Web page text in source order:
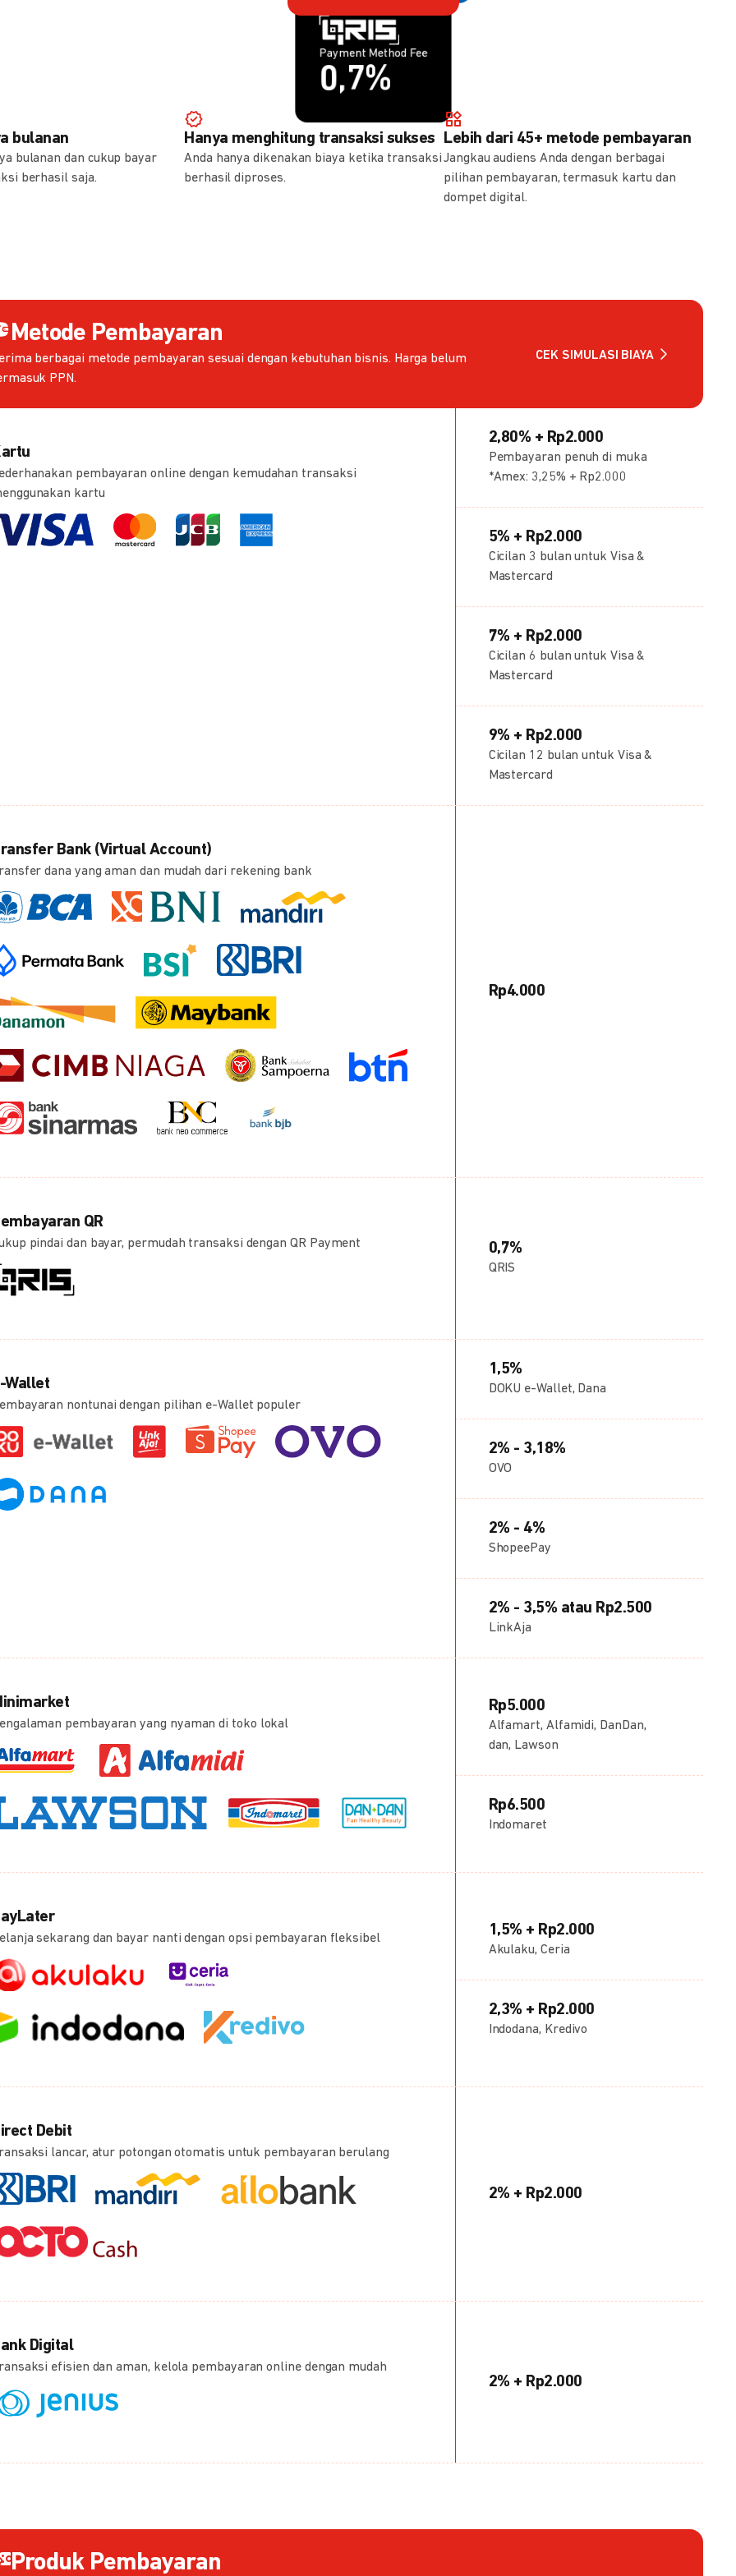
Payment Method Fee
0,7%
Payment Method Fee
1,5%
bulanan
bulanan dan cukup bayar
berhasil saja.
Hanya menghitung transaksi sukses
Anda hanya dikenakan biaya ketika transaksi
berhasil diproses.
Lebih dari 45+ metode pembayaran
Jangkau audiens Anda dengan berbagai
pilihan pembayaran, termasuk kartu dan
dompet digital.
Metode Pembayaran
berbagai metode pembayaran sesuai dengan kebutuhan bisnis. Harga belum
PPN.
CEK SIMULASI BIAYA
pembayaran online dengan kemudahan transaksi
kartu
2,80% + Rp2.000
Pembayaran penuh di muka
*Amex: 3,25% + Rp2.000
5% + Rp2.000
Cicilan 3 bulan untuk Visa &
Mastercard
7% + Rp2.000
Cicilan 6 bulan untuk Visa &
Mastercard
9% + Rp2.000
Cicilan 12 bulan untuk Visa &
Mastercard
Bank (Virtual Account)
dana yang aman dan mudah dari rekening bank
Rp4.000
QR
pindai dan bayar, permudah transaksi dengan QR Payment 0,7%
QRIS
Wallet
nontunai dengan pilihan e-Wallet populer
1,5%
DOKU e-Wallet, Dana
2% - 3,18%
OVO
2% - 4%
ShopeePay
2% - 3,5% atau Rp2.500
LinkAja
pembayaran yang nyaman di toko lokal
Rp5.000
Alfamart, Alfamidi, DanDan,
dan, Lawson
Rp6.500
Indomaret
sekarang dan bayar nanti dengan opsi pembayaran fleksibel
1,5% + Rp2.000
Akulaku, Ceria
2,3% + Rp2.000
Indodana, Kredivo
Debit
lancar, atur potongan otomatis untuk pembayaran berulang
2% + Rp2.000
Digital
efisien dan aman, kelola pembayaran online dengan mudah
2% + Rp2.000
Produk Pembayaran